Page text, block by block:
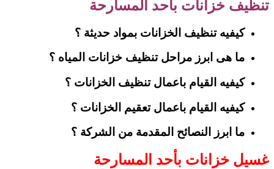
تنظيف خزانات بأحد المسارحة
كيفيه تنظيف الخزانات بمواد حديثة ؟
ما هى ابرز مراحل تنظيف خزانات المياه ؟
كيفيه القيام باعمال تنظيف الخزانات ؟
كيفيه القيام باعمال تعقيم الخزانات ؟
ما ابرز النصائح المقدمة من الشركة ؟
غسيل خزانات بأحد المسارحة